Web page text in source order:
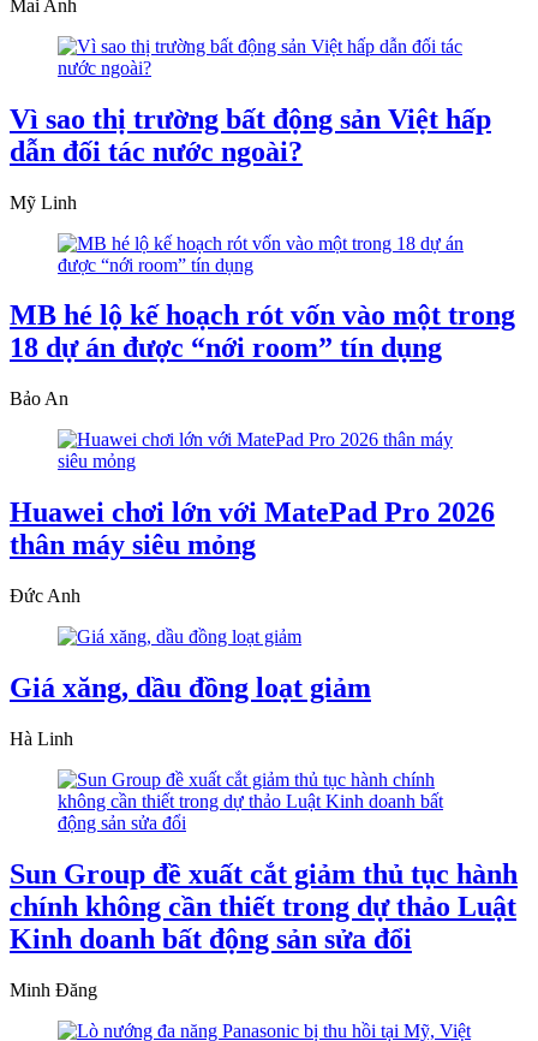
Mai Anh
Vì sao thị trường bất động sản Việt hấp
dẫn đối tác nước ngoài?
Mỹ Linh
MB hé lộ kế hoạch rót vốn vào một trong
18 dự án được “nới room” tín dụng
Bảo An
Huawei chơi lớn với MatePad Pro 2026
thân máy siêu mỏng
Đức Anh
Giá xăng, dầu đồng loạt giảm
Hà Linh
Sun Group đề xuất cắt giảm thủ tục hành
chính không cần thiết trong dự thảo Luật
Kinh doanh bất động sản sửa đổi
Minh Đăng